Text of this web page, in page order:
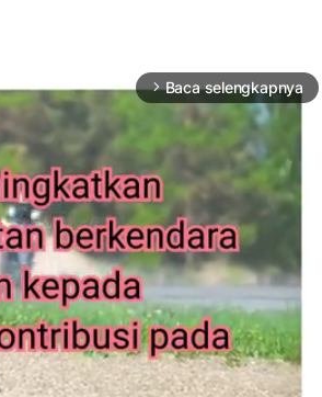
arrow_forward_ios Baca selengkapnya